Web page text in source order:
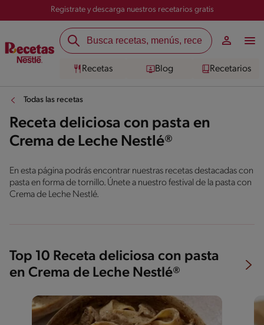
Registrate y descarga nuestros recetarios gratis
Recetas Blog Recetarios
Todas las recetas
Receta deliciosa con pasta en
Crema de Leche Nestlé®
En esta página podrás encontrar nuestras recetas destacadas con
pasta en forma de tornillo. Únete a nuestro festival de la pasta con
Crema de Leche Nestlé.
Top 10 Receta deliciosa con pasta
en Crema de Leche Nestlé®